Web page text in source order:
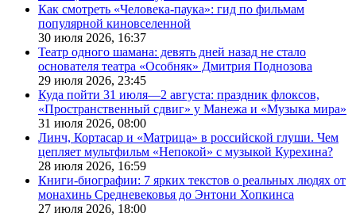
Как смотреть «Человека-паука»: гид по фильмам
популярной киновселенной
30 июля 2026, 16:37
Театр одного шамана: девять дней назад не стало
основателя театра «Особняк» Дмитрия Поднозова
29 июля 2026, 23:45
Куда пойти 31 июля—2 августа: праздник флоксов,
«Пространственный сдвиг» у Манежа и «Музыка мира»
31 июля 2026, 08:00
Линч, Кортасар и «Матрица» в российской глуши. Чем
цепляет мультфильм «Непокой» с музыкой Курехина?
28 июля 2026, 16:59
Книги-биографии: 7 ярких текстов о реальных людях от
монахинь Средневековья до Энтони Хопкинса
27 июля 2026, 18:00